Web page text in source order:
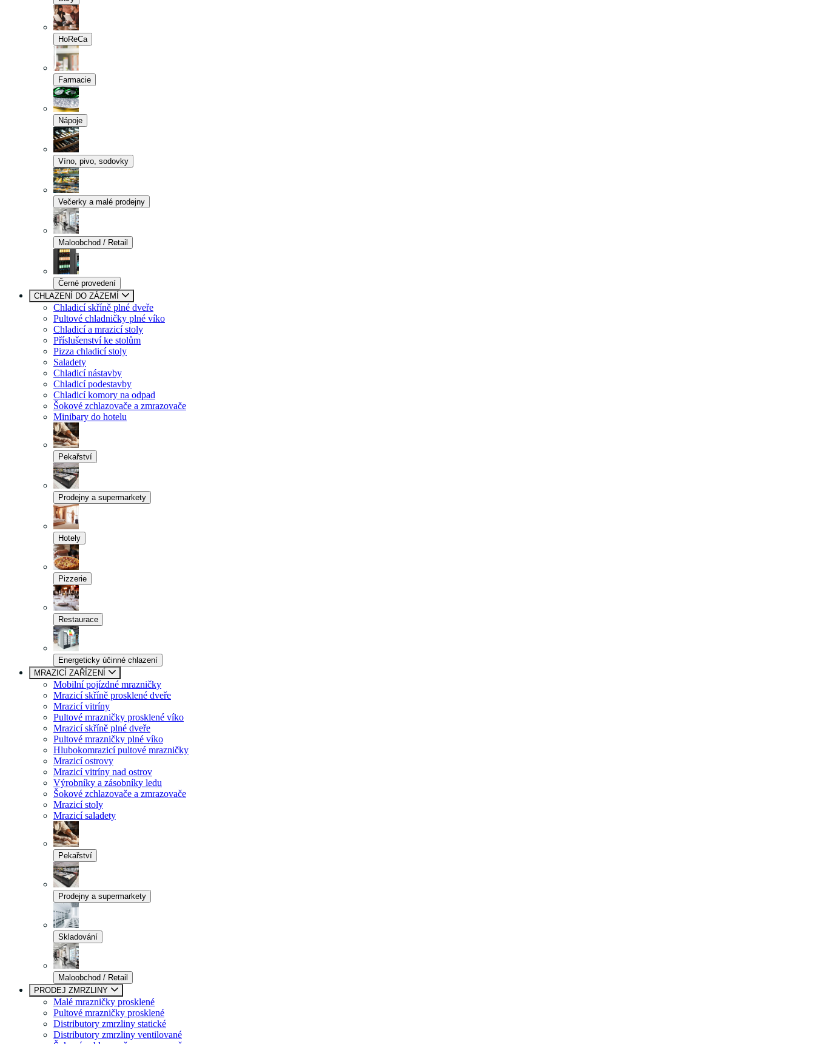
HoReCa
Farmacie
Nápoje
Víno, pivo, sodovky
Večerky a malé prodejny
Maloobchod / Retail
Černé provedení
CHLAZENÍ DO ZÁZEMÍ
Chladicí skříně plné dveře
Pultové chladničky plné víko
Chladicí a mrazicí stoly
Příslušenství ke stolům
Pizza chladicí stoly
Saladety
Chladicí nástavby
Chladicí podestavby
Chladicí komory na odpad
Šokové zchlazovače a zmrazovače
Minibary do hotelu
Pekařství
Prodejny a supermarkety
Hotely
Pizzerie
Restaurace
Energeticky účinné chlazení
MRAZICÍ ZAŘÍZENÍ
Mobilní pojízdné mrazničky
Mrazicí skříně prosklené dveře
Mrazicí vitríny
Pultové mrazničky prosklené víko
Mrazicí skříně plné dveře
Pultové mrazničky plné víko
Hlubokomrazicí pultové mrazničky
Mrazicí ostrovy
Mrazicí vitríny nad ostrov
Výrobníky a zásobníky ledu
Šokové zchlazovače a zmrazovače
Mrazicí stoly
Mrazicí saladety
Pekařství
Prodejny a supermarkety
Skladování
Maloobchod / Retail
PRODEJ ZMRZLINY
Malé mrazničky prosklené
Pultové mrazničky prosklené
Distributory zmrzliny statické
Distributory zmrzliny ventilované